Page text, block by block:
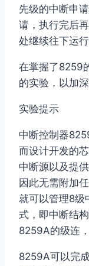
先级的中断申
请，执行完后
处继续往下运行
在掌握了8259
的实验，以加
实验提示
中断控制器
而设计开发的
中断源以及提
因此无需附加
就可以管理8级
式，即中断结
8259A的级连
8259A可以完